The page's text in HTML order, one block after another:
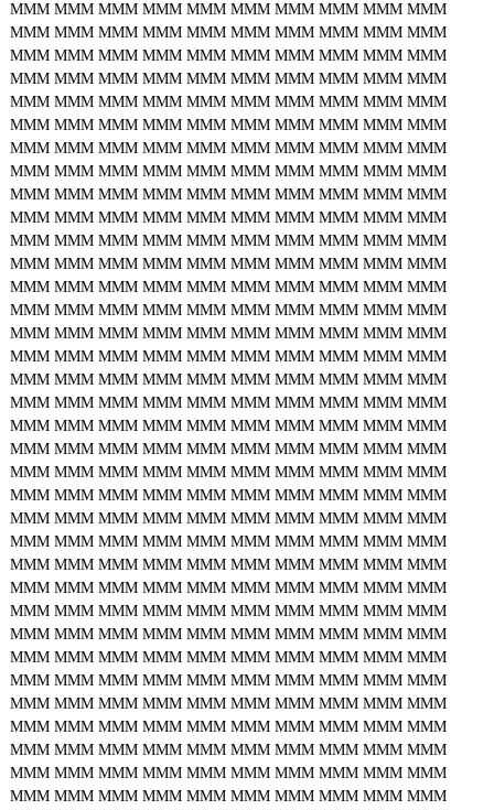
MMM MMM MMM MMM MMM MMM MMM MMM MMM MMM
MMM MMM MMM MMM MMM MMM MMM MMM MMM MMM
MMM MMM MMM MMM MMM MMM MMM MMM MMM MMM
MMM MMM MMM MMM MMM MMM MMM MMM MMM MMM
MMM MMM MMM MMM MMM MMM MMM MMM MMM MMM
MMM MMM MMM MMM MMM MMM MMM MMM MMM MMM
MMM MMM MMM MMM MMM MMM MMM MMM MMM MMM
MMM MMM MMM MMM MMM MMM MMM MMM MMM MMM
MMM MMM MMM MMM MMM MMM MMM MMM MMM MMM
MMM MMM MMM MMM MMM MMM MMM MMM MMM MMM
MMM MMM MMM MMM MMM MMM MMM MMM MMM MMM
MMM MMM MMM MMM MMM MMM MMM MMM MMM MMM
MMM MMM MMM MMM MMM MMM MMM MMM MMM MMM
MMM MMM MMM MMM MMM MMM MMM MMM MMM MMM
MMM MMM MMM MMM MMM MMM MMM MMM MMM MMM
MMM MMM MMM MMM MMM MMM MMM MMM MMM MMM
MMM MMM MMM MMM MMM MMM MMM MMM MMM MMM
MMM MMM MMM MMM MMM MMM MMM MMM MMM MMM
MMM MMM MMM MMM MMM MMM MMM MMM MMM MMM
MMM MMM MMM MMM MMM MMM MMM MMM MMM MMM
MMM MMM MMM MMM MMM MMM MMM MMM MMM MMM
MMM MMM MMM MMM MMM MMM MMM MMM MMM MMM
MMM MMM MMM MMM MMM MMM MMM MMM MMM MMM
MMM MMM MMM MMM MMM MMM MMM MMM MMM MMM
MMM MMM MMM MMM MMM MMM MMM MMM MMM MMM
MMM MMM MMM MMM MMM MMM MMM MMM MMM MMM
MMM MMM MMM MMM MMM MMM MMM MMM MMM MMM
MMM MMM MMM MMM MMM MMM MMM MMM MMM MMM
MMM MMM MMM MMM MMM MMM MMM MMM MMM MMM
MMM MMM MMM MMM MMM MMM MMM MMM MMM MMM
MMM MMM MMM MMM MMM MMM MMM MMM MMM MMM
MMM MMM MMM MMM MMM MMM MMM MMM MMM MMM
MMM MMM MMM MMM MMM MMM MMM MMM MMM MMM
MMM MMM MMM MMM MMM MMM MMM MMM MMM MMM
MMM MMM MMM MMM MMM MMM MMM MMM MMM MMM